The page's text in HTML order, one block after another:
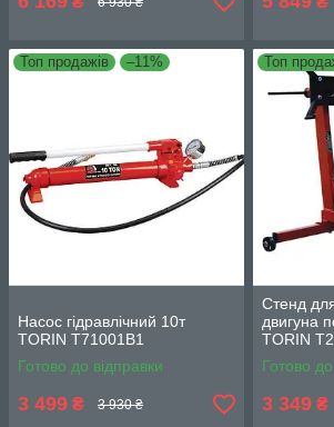
Топ продажів –11%
Насос гідравлічний 10т
TORIN T71001B1
Готово до відправки
3 499 ₴ 3 930 ₴
Топ
Стенд
двигуна
TORIN
Готово
3 349 ₴